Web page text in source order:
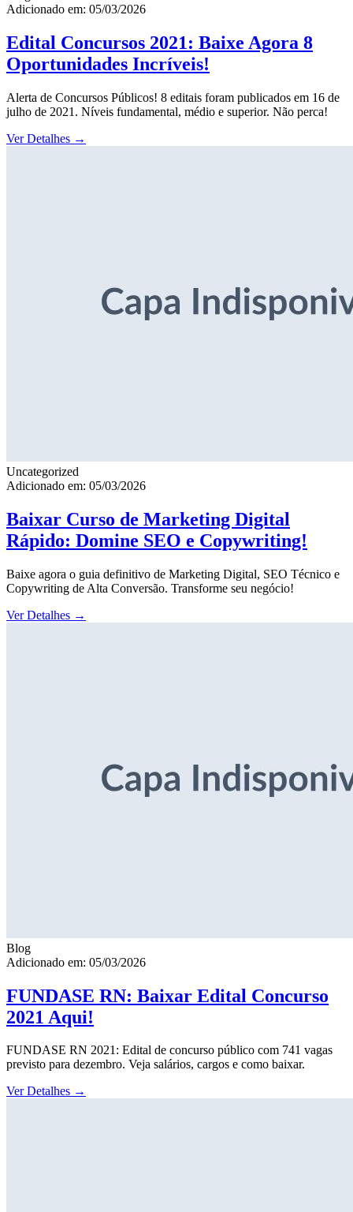
Adicionado em: 05/03/2026
Edital Concursos 2021: Baixe Agora 8
Oportunidades Incríveis!
Alerta de Concursos Públicos! 8 editais foram publicados em 16 de
julho de 2021. Níveis fundamental, médio e superior. Não perca!
Ver Detalhes →
Uncategorized
Adicionado em: 05/03/2026
Baixar Curso de Marketing Digital
Rápido: Domine SEO e Copywriting!
Baixe agora o guia definitivo de Marketing Digital, SEO Técnico e
Copywriting de Alta Conversão. Transforme seu negócio!
Ver Detalhes →
Blog
Adicionado em: 05/03/2026
FUNDASE RN: Baixar Edital Concurso
2021 Aqui!
FUNDASE RN 2021: Edital de concurso público com 741 vagas
previsto para dezembro. Veja salários, cargos e como baixar.
Ver Detalhes →